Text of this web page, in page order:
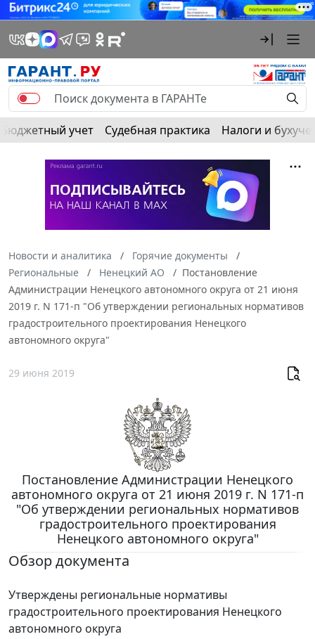
Бюджетный учет Судебная практика Налоги и
Новости и аналитика
Горячие документы
Региональные
Ненецкий АО
Постановление
Администрации Ненецкого автономного округа от 21 июня
2019 г. N 171-п "Об утверждении региональных нормативов
градостроительного проектирования Ненецкого
автономного округа"
29 июня 2019
Постановление Администрации Ненецкого
автономного округа от 21 июня 2019 г. N 171-п
"Об утверждении региональных нормативов
градостроительного проектирования
Ненецкого автономного округа"
Обзор документа
Утверждены региональные нормативы
градостроительного проектирования Ненецкого
автономного округа